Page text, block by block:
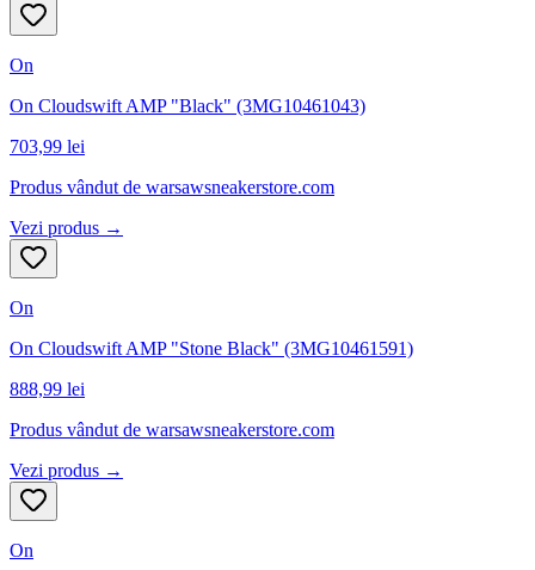
On
On Cloudswift AMP "Black" (3MG10461043)
703,99 lei
Produs vândut de warsawsneakerstore.com
Vezi produs →
On
On Cloudswift AMP "Stone Black" (3MG10461591)
888,99 lei
Produs vândut de warsawsneakerstore.com
Vezi produs →
On